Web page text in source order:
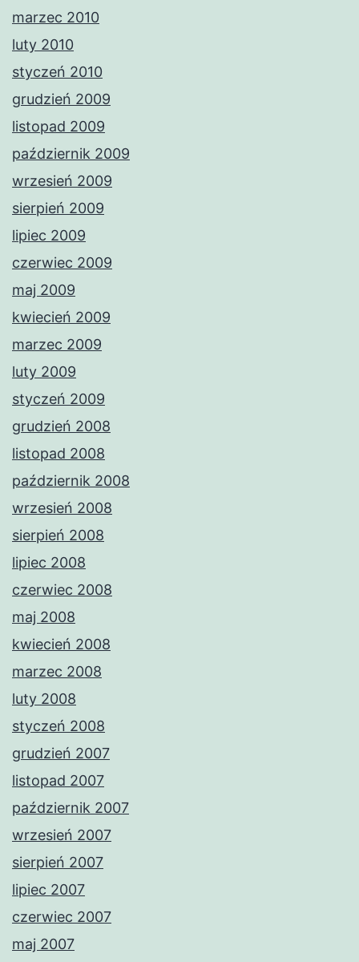
marzec 2010
luty 2010
styczeń 2010
grudzień 2009
listopad 2009
październik 2009
wrzesień 2009
sierpień 2009
lipiec 2009
czerwiec 2009
maj 2009
kwiecień 2009
marzec 2009
luty 2009
styczeń 2009
grudzień 2008
listopad 2008
październik 2008
wrzesień 2008
sierpień 2008
lipiec 2008
czerwiec 2008
maj 2008
kwiecień 2008
marzec 2008
luty 2008
styczeń 2008
grudzień 2007
listopad 2007
październik 2007
wrzesień 2007
sierpień 2007
lipiec 2007
czerwiec 2007
maj 2007